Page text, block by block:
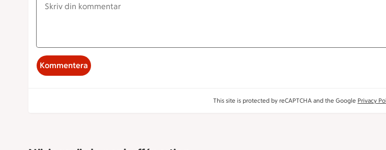
Kommentera
This site is protected by reCAPTCHA and the Google Privacy